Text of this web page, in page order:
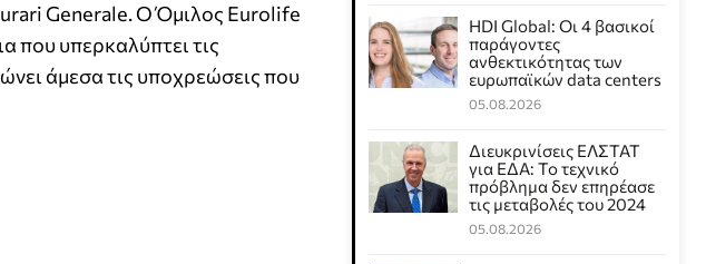
Generale. Ο Όμιλος Eurolife
που υπερκαλύπτει τις
άμεσα τις υποχρεώσεις που
HDI Global: Οι 4 βασικοί
παράγοντες
ανθεκτικότητας των
ευρωπαϊκών data centers
05.08.2026
Διευκρινίσεις ΕΛΣΤΑΤ
για ΕΔΑ: Το τεχνικό
πρόβλημα δεν επηρέασε
τις μεταβολές του 2024
05.08.2026